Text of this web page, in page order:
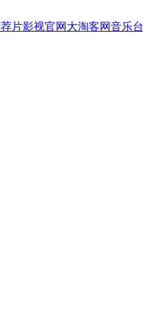
荐片影视官网 大淘客网音乐台